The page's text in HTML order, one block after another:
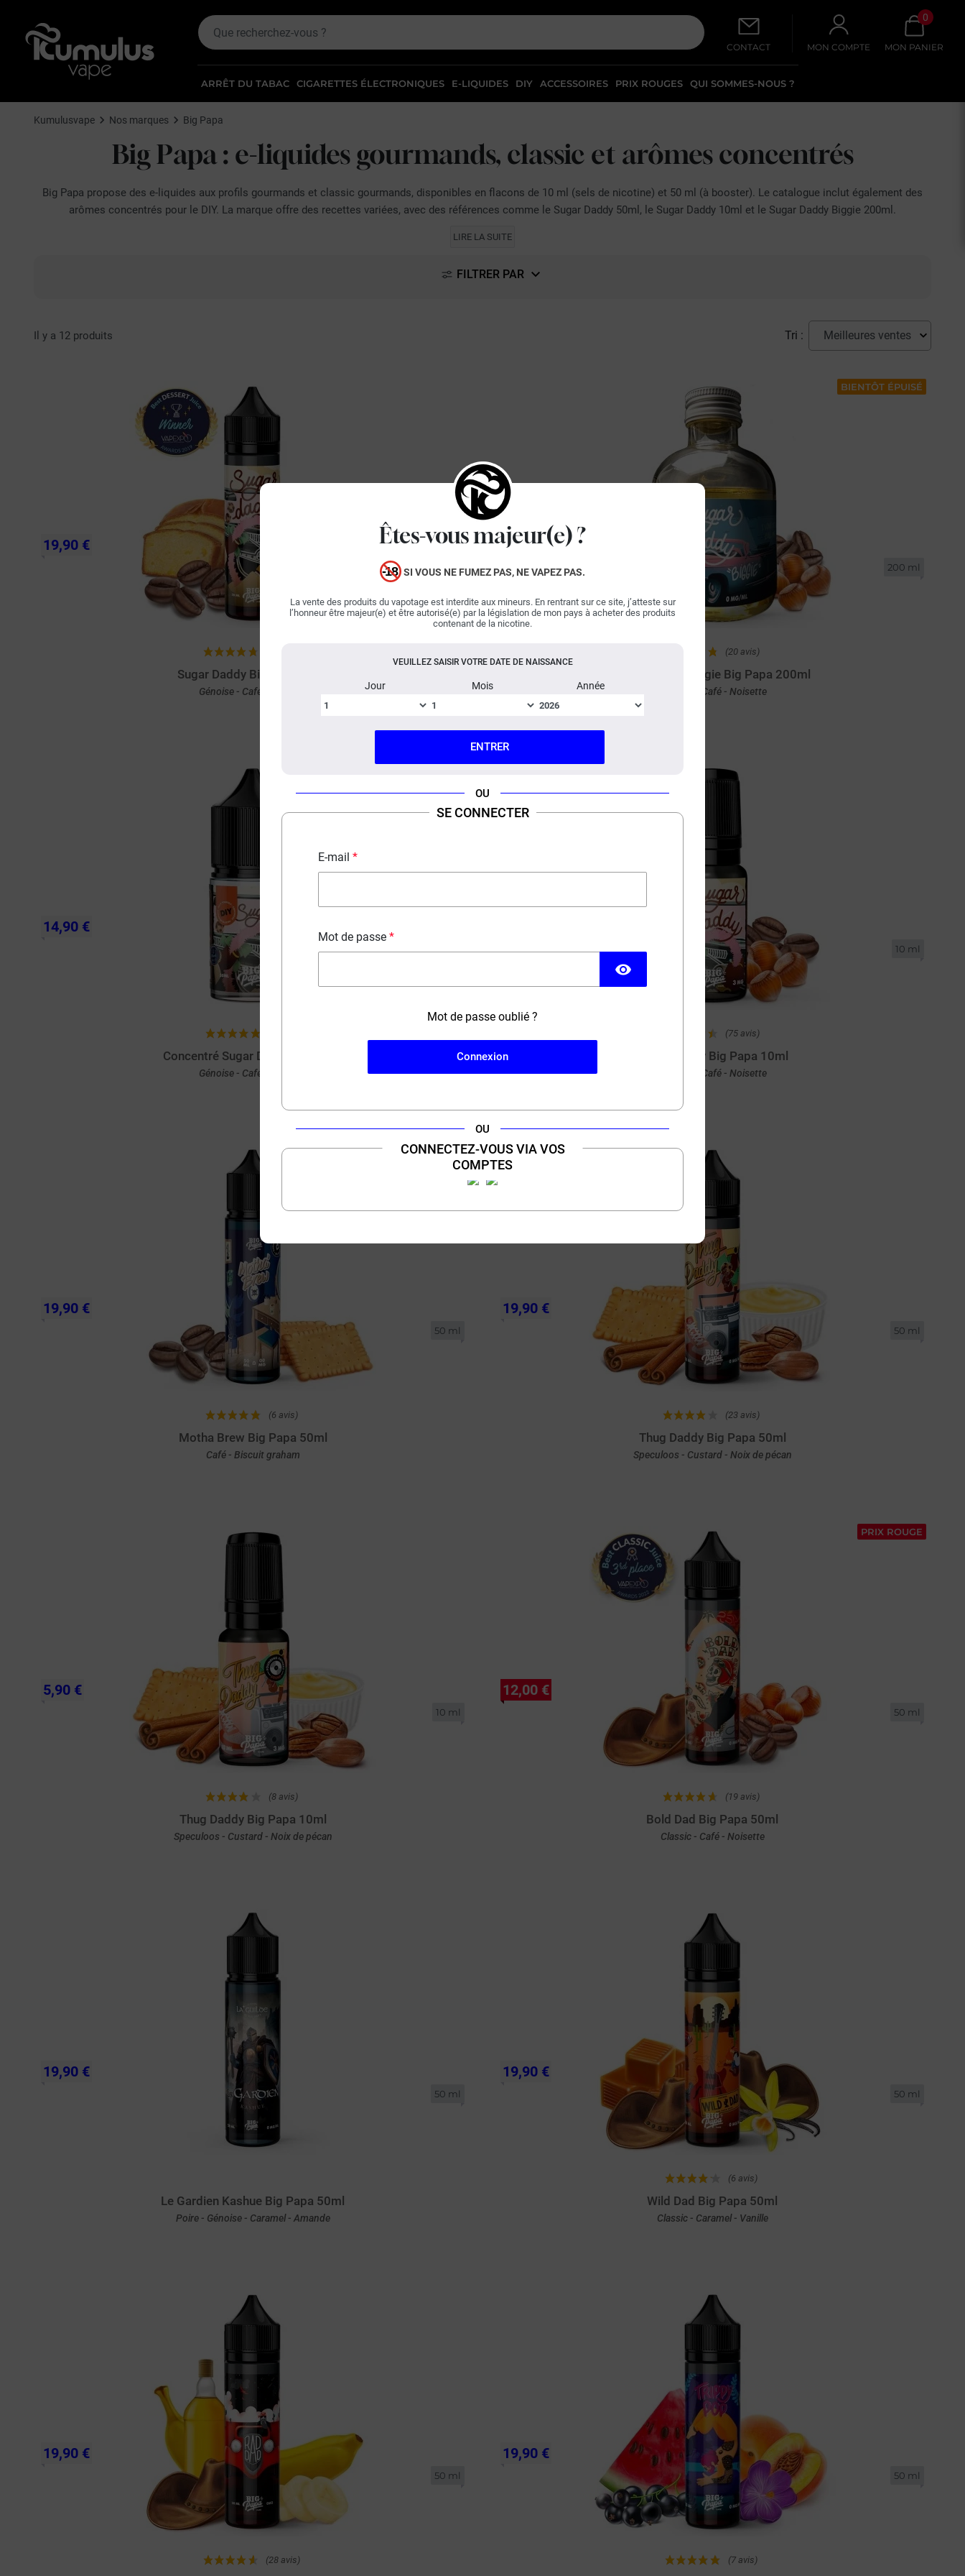
Êtes-vous majeur(e) ?
SI VOUS NE FUMEZ PAS, NE VAPEZ PAS.
La vente des produits du vapotage est interdite aux mineurs. En rentrant sur ce site, j’atteste sur
l’honneur être majeur(e) et être autorisé(e) par la législation de mon pays à acheter des produits
contenant de la nicotine.
VEUILLEZ SAISIR VOTRE DATE DE NAISSANCE
Jour Mois Année
ENTRER
OU
SE CONNECTER
E-mail
Mot de passe
visibility
Mot de passe oublié ?
Connexion
OU
CONNECTEZ-VOUS VIA VOS
COMPTES
CONTACT
ARRÊT DU TABAC CIGARETTES ÉLECTRONIQUES E-LIQUIDES DIY ACCESSOIRES PRIX ROUGES QUI SOMMES-NOUS ?
MON COMPTE
0
MON PANIER
Kumulusvape Nos marques Big Papa
Big Papa : e-liquides gourmands, classic et arômes concentrés
Big Papa propose des e-liquides aux profils gourmands et classic gourmands, disponibles en flacons de 10 ml (sels de nicotine) et 50 ml (à booster). Le catalogue inclut également des
arômes concentrés pour le DIY. La marque offre des recettes variées, avec des références comme le Sugar Daddy 50ml, le Sugar Daddy 10ml et le Sugar Daddy Biggie 200ml.
e-liquides Big Papa
LIRE LA SUITE
FILTRER PAR
Il y a 12 produits Tri :
50 ml
Sugar Daddy Big Papa 50ml
Génoise - Café - Noisette
19,90 €
BIENTÔT ÉPUISÉ
200 ml
(20 avis)
Sugar Daddy Biggie Big Papa 200ml
Génoise - Café - Noisette
64,90 €
Concentré Sugar Daddy Big Papa
Génoise - Café - Noisette
14,90 €
10 ml
(75 avis)
Sugar Daddy Big Papa 10ml
Génoise - Café - Noisette
BIENTÔT ÉPUISÉ
50 ml
(6 avis)
Motha Brew Big Papa 50ml
Café - Biscuit graham
19,90 €
50 ml
(23 avis)
Thug Daddy Big Papa 50ml
Speculoos - Custard - Noix de pécan
19,90 €
10 ml
(8 avis)
Thug Daddy Big Papa 10ml
Speculoos - Custard - Noix de pécan
5,90 €
PRIX ROUGE
50 ml
(19 avis)
Bold Dad Big Papa 50ml
Classic - Café - Noisette
12,00 €
50 ml
Le Gardien Kashue Big Papa 50ml
Poire - Génoise - Caramel - Amande
19,90 €
50 ml
(6 avis)
Wild Dad Big Papa 50ml
Classic - Caramel - Vanille
19,90 €
50 ml
(28 avis)
19,90 €
50 ml
(7 avis)
19,90 €